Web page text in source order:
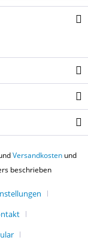
Versandkostenund
beschrieben